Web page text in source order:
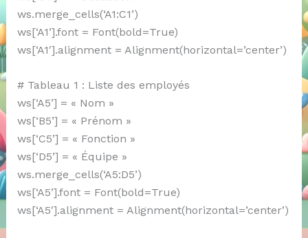
ws.merge_cells(‘A1:C1’)
ws[‘A1’].font = Font(bold=True)
ws[‘A1′].alignment = Alignment(horizontal=’center’)
# Tableau 1 : Liste des employés
ws[‘A5’] = « Nom »
ws[‘B5’] = « Prénom »
ws[‘C5’] = « Fonction »
ws[‘D5’] = « Équipe »
ws.merge_cells(‘A5:D5’)
ws[‘A5’].font = Font(bold=True)
ws[‘A5′].alignment = Alignment(horizontal=’center’)